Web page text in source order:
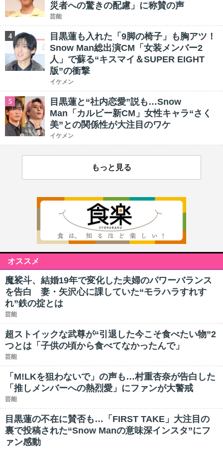
災者への驚きの配慮」に称賛の声
芸能
4
目黒蓮も入れた「9脚の椅子」も胸アツ！
Snow Man総出演CM「女装メンバー2
人」で蘇る“キスマイ＆SUPER EIGHT
版”の衝撃
イケメン
5
目黒蓮と“社内恋愛”説も…Snow
Man「カルビー新CM」女性キャラ“さく
美”との関係性が大注目のワケ
イケメン
もっと見る
オススメ
魔裟斗、結婚19年で変化した夫婦のパワーバランス
を告白 妻・矢沢心に課していた“モラハラすれす
れ”鉄の掟とは
芸能
超ストイックな武尊が“引退した今こそ食べたい物”2
つとは「子供の頃から食べてなかったんで」
芸能
「M!LKを狙わないで」の声も…村重杏奈が告白した
「推しメンバーへの熱烈愛」にファンが大警戒
芸能
目黒蓮の不在に賛否も…「FIRST TAKE」大注目の
裏で投稿された“Snow Manの意味深インスタ”にフ
ァン感動